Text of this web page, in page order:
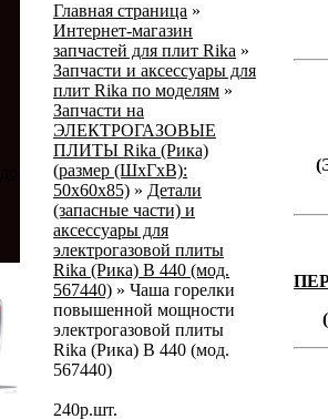
Главная страница »
Интернет-магазин
запчастей для плит Rika »
Запчасти и аксессуары для
плит Rika по моделям »
Запчасти на
ЭЛЕКТРОГАЗОВЫЕ
ПЛИТЫ Rika (Рика)
(размер (ШхГхВ):
50х60х85) » Детали
(запасные части) и
аксессуары для
электрогазовой плиты
Rika (Рика) В 440 (мод.
567440) » Чаша горелки
повышенной мощности
электрогазовой плиты
Rika (Рика) В 440 (мод.
567440)
240р.шт.